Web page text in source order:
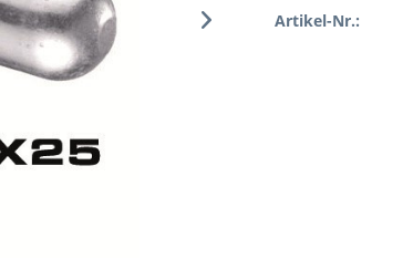
Artikel-Nr.: